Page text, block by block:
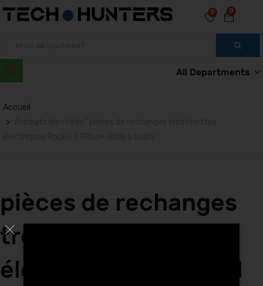
0
0
All Departments
Accueil
pièces de rechanges
trottinettes
électriques Rock-i X1